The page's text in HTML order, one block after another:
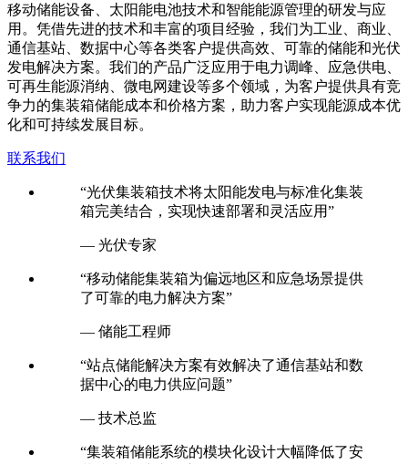
移动储能设备、太阳能电池技术和智能能源管理的研发与应
用。凭借先进的技术和丰富的项目经验，我们为工业、商业、
通信基站、数据中心等各类客户提供高效、可靠的储能和光伏
发电解决方案。我们的产品广泛应用于电力调峰、应急供电、
可再生能源消纳、微电网建设等多个领域，为客户提供具有竞
争力的集装箱储能成本和价格方案，助力客户实现能源成本优
化和可持续发展目标。
联系我们
“光伏集装箱技术将太阳能发电与标准化集装
箱完美结合，实现快速部署和灵活应用”
— 光伏专家
“移动储能集装箱为偏远地区和应急场景提供
了可靠的电力解决方案”
— 储能工程师
“站点储能解决方案有效解决了通信基站和数
据中心的电力供应问题”
— 技术总监
“集装箱储能系统的模块化设计大幅降低了安